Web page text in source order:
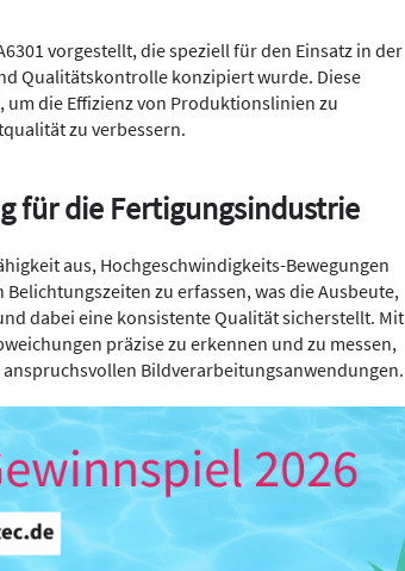
vorgestellt, die speziell für den Einsatz in der
Qualitätskontrolle konzipiert wurde. Diese
die Effizienz von Produktionslinien zu
zu verbessern.
für die Fertigungsindustrie
aus, Hochgeschwindigkeits-Bewegungen
zu erfassen, was die Ausbeute,
dabei eine konsistente Qualität sicherstellt. Mit
präzise zu erkennen und zu messen,
Bildverarbeitungsanwendungen.